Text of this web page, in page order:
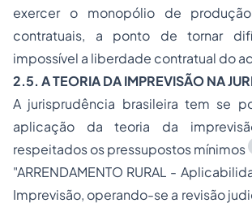
exercer o monopólio de
contratuais, a ponto de tornar
impossível a liberdade contratual do
2.5. A TEORIA DA IMPREVISÃO NA
A jurisprudência brasileira tem se
aplicação da teoria da
respeitados os pressupostos mínimos
"ARRENDAMENTO RURAL -
Imprevisão, operando-se a revisão